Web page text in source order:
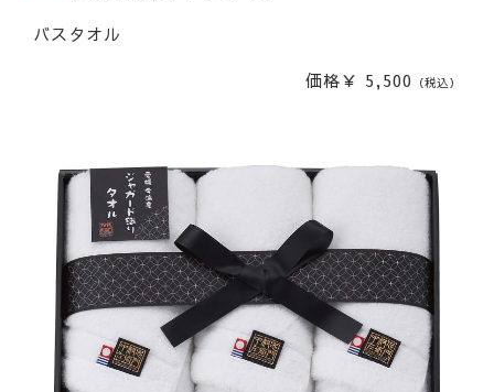
バスタオル
価格￥ 5,500 （税込）